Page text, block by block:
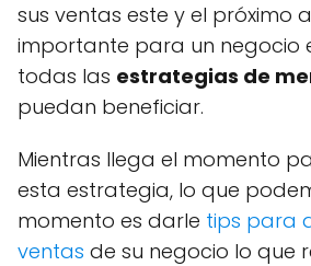
sus ventas este y el próximo
importante para un negocio
todas las estrategias de
puedan beneficiar.
Mientras llega el momento
esta estrategia, lo que
momento es darle tips para
ventas de su negocio lo que